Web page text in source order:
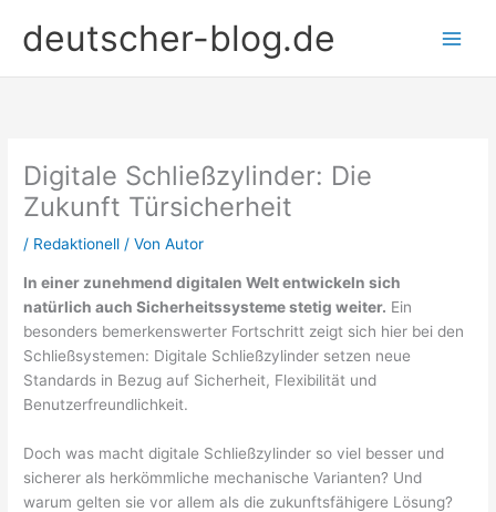
Inhaltdeutscher-blog.de
Digitale Schließzylinder: Die
Zukunft Türsicherheit
/ Redaktionell / VonAutor
In einer zunehmend digitalen Welt entwickeln sich
natürlich auch Sicherheitssysteme stetig weiter. Ein
besonders bemerkenswerter Fortschritt zeigt sich hier bei den
Schließsystemen: Digitale Schließzylinder setzen neue
Standards in Bezug auf Sicherheit, Flexibilität und
Benutzerfreundlichkeit.
Doch was macht digitale Schließzylinder so viel besser und
sicherer als herkömmliche mechanische Varianten? Und
warum gelten sie vor allem als die zukunftsfähigere Lösung?